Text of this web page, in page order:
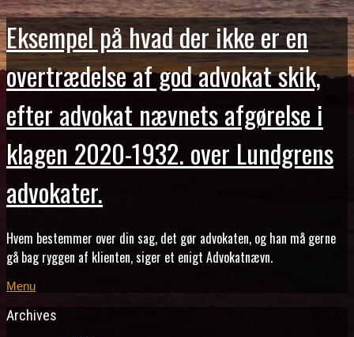
Eksempel på hvad der ikke er en
overtrædelse af god advokat skik,
efter advokat nævnets afgørelse i
klagen 2020-1932. over Lundgrens
advokater.
Hvem bestemmer over din sag, det gør advokaten, og han må gerne
gå bag ryggen af klienten, siger et enigt Advokatnævn.
Menu
Archives